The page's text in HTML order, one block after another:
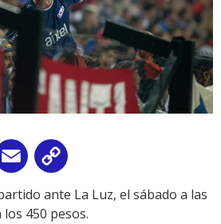
Email
Link
ante La Luz, el sábado a las
los 450 pesos.